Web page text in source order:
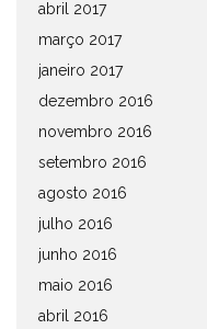
abril 2017
março 2017
janeiro 2017
dezembro 2016
novembro 2016
setembro 2016
agosto 2016
julho 2016
junho 2016
maio 2016
abril 2016